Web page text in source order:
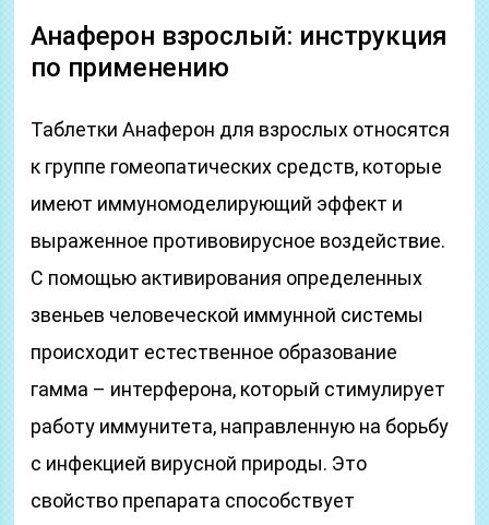
Анаферон взрослый: инструкция
по применению
Таблетки Анаферон для взрослых относятся
к группе гомеопатических средств, которые
имеют иммуномоделирующий эффект и
выраженное противовирусное воздействие.
С помощью активирования определенных
звеньев человеческой иммунной системы
происходит естественное образование
гамма – интерферона, который стимулирует
работу иммунитета, направленную на борьбу
с инфекцией вирусной природы. Это
свойство препарата способствует